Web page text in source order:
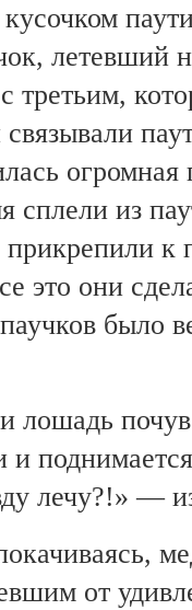
кусочком
летевший
третьим,
огромная
сплели из
к
это они
было
лошадь
и
лечу?!» —
от